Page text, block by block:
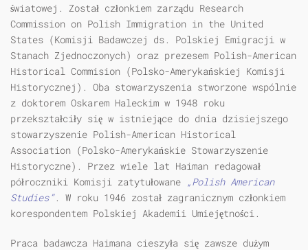
światowej. Został członkiem zarządu Research
Commission on Polish Immigration in the United
States (Komisji Badawczej ds. Polskiej Emigracji w
Stanach Zjednoczonych) oraz prezesem Polish-American
Historical Commision (Polsko-Amerykańskiej Komisji
Historycznej). Oba stowarzyszenia stworzone wspólnie
z doktorem Oskarem Haleckim w 1948 roku
przekształciły się w istniejące do dnia dzisiejszego
stowarzyszenie Polish-American Historical
Association (Polsko-Amerykańskie Stowarzyszenie
Historyczne). Przez wiele lat Haiman redagował
półroczniki Komisji zatytułowane „Polish American
Studies”. W roku 1946 został zagranicznym członkiem
korespondentem Polskiej Akademii Umiejętności.
Praca badawcza Haimana cieszyła się zawsze dużym